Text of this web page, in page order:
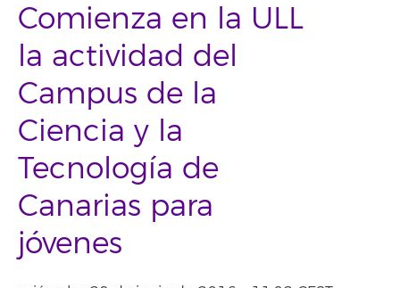
Comienza en la ULL
la actividad del
Campus de la
Ciencia y la
Tecnología de
Canarias para
jóvenes